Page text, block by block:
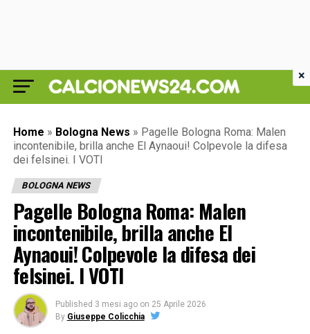
Home » Bologna News » Pagelle Bologna Roma: Malen
incontenibile, brilla anche El Aynaoui! Colpevole la difesa
dei felsinei. I VOTI
BOLOGNA NEWS
Pagelle Bologna Roma: Malen
incontenibile, brilla anche El
Aynaoui! Colpevole la difesa dei
felsinei. I VOTI
Published 3 mesi ago on 25 Aprile 2026
By Giuseppe Colicchia
×